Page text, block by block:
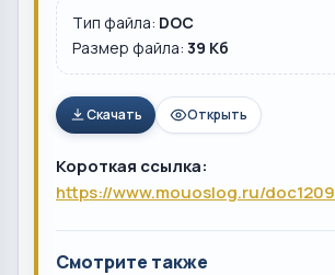
Тип файла: DOC
Размер файла: 39 Кб
Скачать Открыть
Короткая ссылка:
https://www.mouoslog.ru/doc1209
Смотрите также